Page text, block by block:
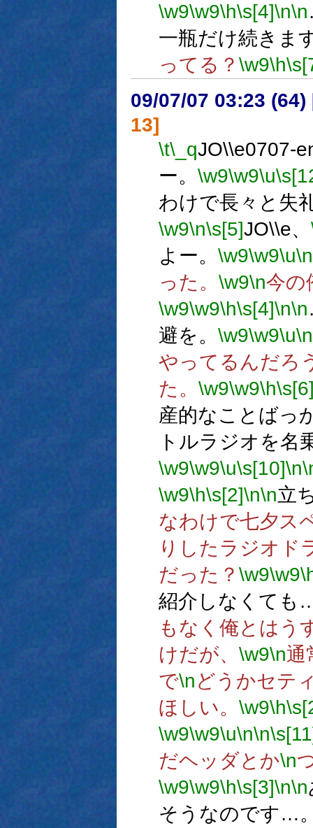
\w9\w9\h\s[4]\n\n
一瓶だけ続きま
ってる？ \w9\h
09/07/07 03:23 (64)
13]
\t\_qJO\\e0707-
ー。 \w9\w9\u
わけで長々と失
\w9\n\s[5]JO\\e、
よー。 \w9\w9\u\n
った。 \w9\n今の
\w9\w9\h\s[4]\n\n
避を。 \w9\w9\u\n
やってるんだろ
た。 \w9\w9\h
産的なことばっ
トルラジオを名
\w9\w9\u\s[10]\n
\w9\h\s[2]\n\n立
なわけで七夕ス
りしたラジオド
だった？ \w9\w9
紹介しなくても
もなく俺とはう
けだが、 \w9\n通
で\nどうかセテ
ほしい。 \w9\h
\w9\w9\u\n\n
だヘッダとか\n
\w9\w9\h\s[3]\n\n
そうなのです…